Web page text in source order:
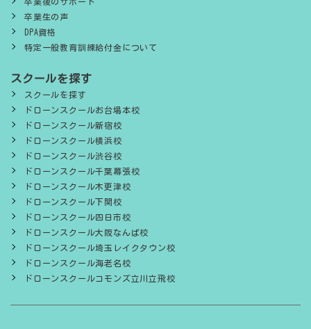
卒業生の声
DPA資格
特定一般教育訓練給付金について
スクールを探す
スクールを探す
ドローンスクールお台場本校
ドローンスクール新宿校
ドローンスクール横浜校
ドローンスクール渋谷校
ドローンスクール千葉幕張校
ドローンスクール木更津校
ドローンスクール下関校
ドローンスクール四日市校
ドローンスクール大阪なんば校
ドローンスクール埼玉レイクタウン校
ドローンスクール海老名校
ドローンスクールコモンズ立川立飛校